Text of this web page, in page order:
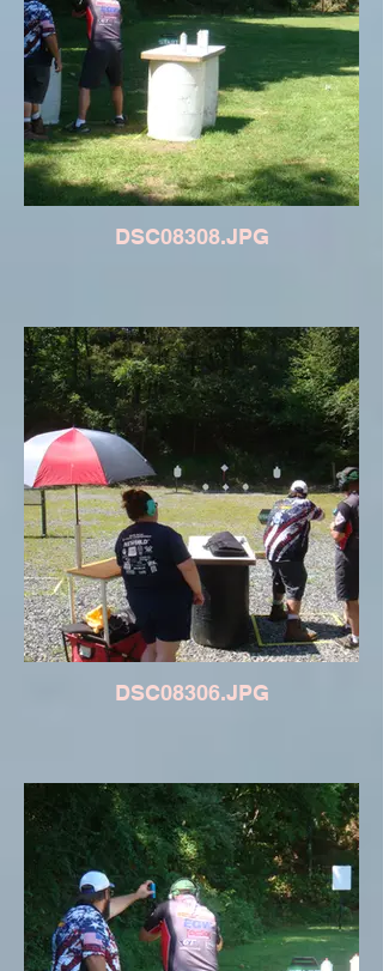
DSC08308.JPG
DSC08306.JPG